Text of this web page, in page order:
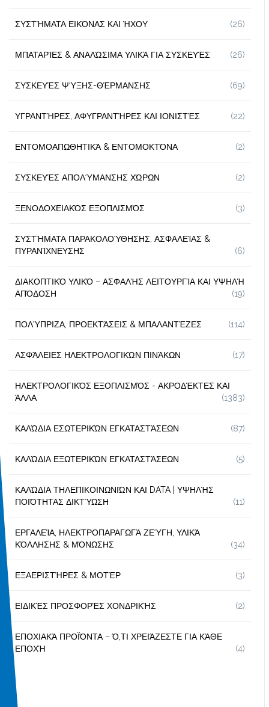
ΣΥΣΤΉΜΑΤΑ ΕΙΚΌΝΑΣ ΚΑΙ ΉΧΟΥ (26)
ΜΠΑΤΑΡΊΕΣ & ΑΝΑΛΏΣΙΜΑ ΥΛΙΚΆ ΓΙΑ ΣΥΣΚΕΥΈΣ (26)
ΣΥΣΚΕΥΈΣ ΨΎΞΗΣ-ΘΈΡΜΑΝΣΗΣ (69)
ΥΓΡΑΝΤΉΡΕΣ, ΑΦΥΓΡΑΝΤΉΡΕΣ ΚΑΙ ΙΟΝΙΣΤΈΣ (22)
ΕΝΤΟΜΟΑΠΩΘΗΤΙΚΆ & ΕΝΤΟΜΟΚΤΌΝΑ (2)
ΣΥΣΚΕΥΈΣ ΑΠΟΛΎΜΑΝΣΗΣ ΧΏΡΩΝ (2)
ΞΕΝΟΔΟΧΕΙΑΚΌΣ ΕΞΟΠΛΙΣΜΌΣ (3)
ΣΥΣΤΉΜΑΤΑ ΠΑΡΑΚΟΛΟΎΘΗΣΗΣ, ΑΣΦΑΛΕΊΑΣ &
ΠΥΡΑΝΊΧΝΕΥΣΗΣ
(6)
ΔΙΑΚΟΠΤΙΚΌ ΥΛΙΚΌ – ΑΣΦΑΛΉΣ ΛΕΙΤΟΥΡΓΊΑ ΚΑΙ ΥΨΗΛΉ
ΑΠΌΔΟΣΗ
(19)
ΠΟΛΎΠΡΙΖΑ, ΠΡΟΕΚΤΆΣΕΙΣ & ΜΠΑΛΑΝΤΈΖΕΣ (114)
ΑΣΦΆΛΕΙΕΣ ΗΛΕΚΤΡΟΛΟΓΙΚΏΝ ΠΙΝΆΚΩΝ (17)
ΗΛΕΚΤΡΟΛΟΓΙΚΌΣ ΕΞΟΠΛΙΣΜΌΣ - ΑΚΡΟΔΈΚΤΕΣ ΚΑΙ
ΆΛΛΑ
(1383)
ΚΑΛΏΔΙΑ ΕΣΩΤΕΡΙΚΏΝ ΕΓΚΑΤΑΣΤΆΣΕΩΝ (87)
ΚΑΛΏΔΙΑ ΕΞΩΤΕΡΙΚΏΝ ΕΓΚΑΤΑΣΤΆΣΕΩΝ (5)
ΚΑΛΏΔΙΑ ΤΗΛΕΠΙΚΟΙΝΩΝΙΏΝ ΚΑΙ DATA | ΥΨΗΛΉΣ
ΠΟΙΌΤΗΤΑΣ ΔΙΚΤΎΩΣΗ
(11)
ΕΡΓΑΛΕΊΑ, ΗΛΕΚΤΡΟΠΑΡΑΓΩΓΆ ΖΕΎΓΗ, ΥΛΙΚΆ
ΚΌΛΛΗΣΗΣ & ΜΌΝΩΣΗΣ
(34)
ΕΞΑΕΡΙΣΤΉΡΕΣ & ΜΟΤΈΡ (3)
ΕΙΔΙΚΈΣ ΠΡΟΣΦΟΡΈΣ ΧΟΝΔΡΙΚΉΣ (2)
ΕΠΟΧΙΑΚΆ ΠΡΟΪΌΝΤΑ – Ό,ΤΙ ΧΡΕΙΆΖΕΣΤΕ ΓΙΑ ΚΆΘΕ
ΕΠΟΧΉ
(4)